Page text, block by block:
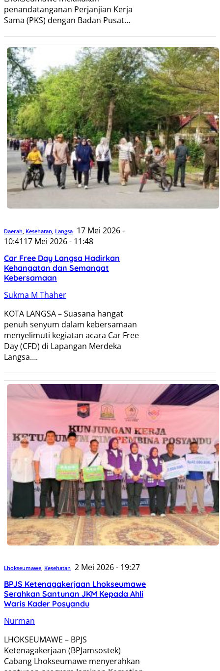
penandatanganan Perjanjian Kerja
Sama (PKS) dengan Badan Pusat…
Daerah, Kesehatan, Langsa 17 Mei 2026 -
10:4117 Mei 2026 - 11:48
Car Free Day Langsa Hadirkan
Kehangatan dan Semangat
Kebersamaan
Sukma M Thaher
KOTA LANGSA – Suasana hangat
penuh senyum dalam kebersamaan
menyelimuti kegiatan acara Car Free
Day (CFD) di Lapangan Merdeka
Langsa….
Lhokseumawe, Kesehatan 2 Mei 2026 - 19:27
BPJS Ketenagakerjaan Lhokseumawe
Serahkan Santunan JKM Kepada Ahli
Waris Kader Posyandu
Nurman
LHOKSEUMAWE – BPJS
Ketenagakerjaan (BPJamsostek)
Cabang Lhokseumawe menyerahkan